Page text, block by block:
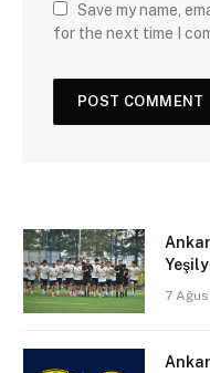
Save my name,
for the next time I
7